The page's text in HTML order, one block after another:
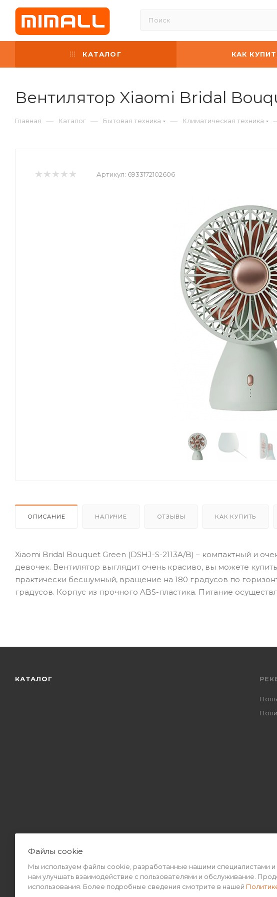
КАТАЛОГ КАК
Вентилятор Xiaomi Bridal
Главная — Каталог — Бытовая техника — Климатическая техника
Артикул: 6933172102606
ОПИСАНИЕ НАЛИЧИЕ ОТЗЫВЫ КАК КУПИТЬ
Xiaomi Bridal Bouquet Green (DSHJ-S-2113A/B) – компактный и
девочек. Вентилятор выглядит очень красиво, вы можете
практически бесшумный, вращение на 180 градусов по
градусов. Корпус из прочного ABS-пластика. Питание
КАТАЛОГ
2026 © Интернет-магазин MiMall® • Не является публичной офертой • 2026 г.
Файлы cookie
Мы используем файлы cookie, разработанные нашими специалистами
нам улучшать взаимодействие с пользователями и обслуживание.
использования. Более подробные сведения смотрите в нашей